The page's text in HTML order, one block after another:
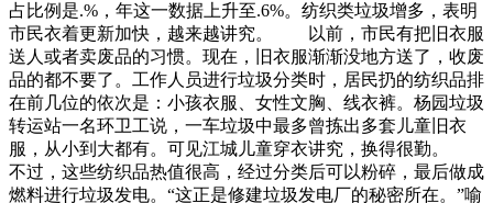
占比例是.%，年这一数据上升至.6%。纺织类垃圾增多，表明
市民衣着更新加快，越来越讲究。 以前，市民有把旧衣服
送人或者卖废品的习惯。现在，旧衣服渐渐没地方送了，收废
品的都不要了。工作人员进行垃圾分类时，居民扔的纺织品排
在前几位的依次是：小孩衣服、女性文胸、线衣裤。杨园垃圾
转运站一名环卫工说，一车垃圾中最多曾拣出多套儿童旧衣
服，从小到大都有。可见江城儿童穿衣讲究，换得很勤。
不过，这些纺织品热值很高，经过分类后可以粉碎，最后做成
燃料进行垃圾发电。“这正是修建垃圾发电厂的秘密所在。”喻